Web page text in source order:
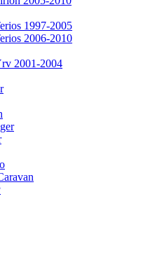
1997-2005
2006-2010
2001-2004